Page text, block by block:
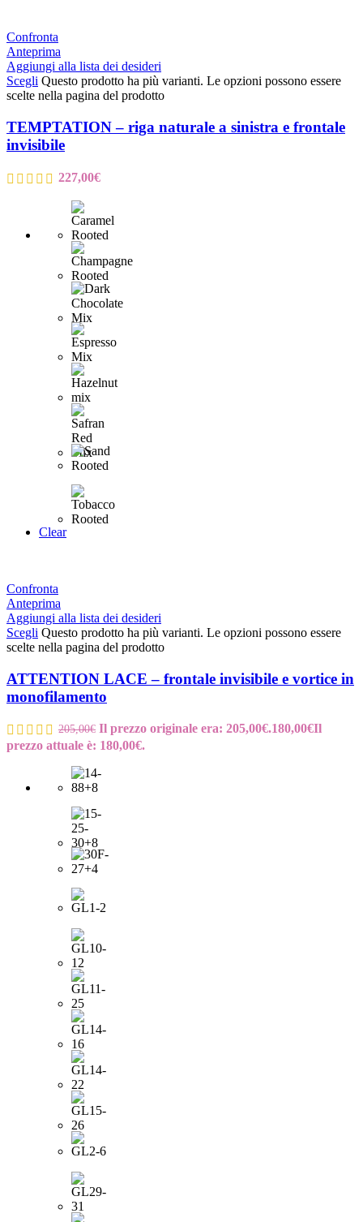
Confronta
Anteprima
Aggiungi alla lista dei desideri
Scegli Questo prodotto ha più varianti. Le opzioni possono essere
scelte nella pagina del prodotto
TEMPTATION – riga naturale a sinistra e frontale
invisibile
227,00€
Clear
Confronta
Anteprima
Aggiungi alla lista dei desideri
Scegli Questo prodotto ha più varianti. Le opzioni possono essere
scelte nella pagina del prodotto
ATTENTION LACE – frontale invisibile e vortice in
monofilamento
205,00€ Il prezzo originale era: 205,00€.180,00€Il
prezzo attuale è: 180,00€.